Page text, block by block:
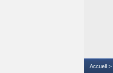
Accueil